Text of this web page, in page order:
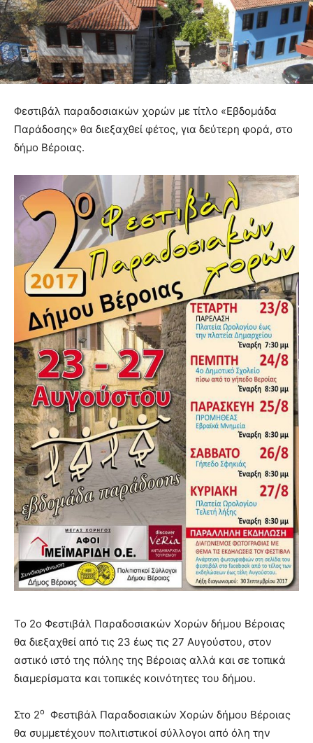
Φεστιβάλ παραδοσιακών χορών με τίτλο «Εβδομάδα
Παράδοσης» θα διεξαχθεί φέτος, για δεύτερη φορά, στο
δήμο Βέροιας.
Το 2ο Φεστιβάλ Παραδοσιακών Χορών δήμου Βέροιας
θα διεξαχθεί από τις 23 έως τις 27 Αυγούστου, στον
αστικό ιστό της πόλης της Βέροιας αλλά και σε τοπικά
διαμερίσματα και τοπικές κοινότητες του δήμου.
Στο 2ο
Φεστιβάλ Παραδοσιακών Χορών δήμου Βέροιας
θα συμμετέχουν πολιτιστικοί σύλλογοι από όλη την